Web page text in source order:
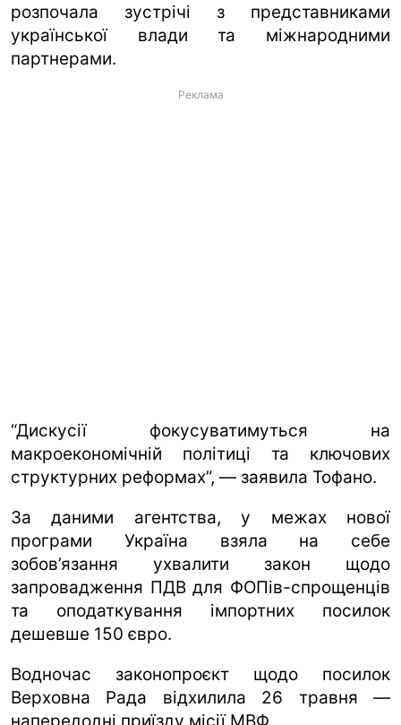
розпочала зустрічі з представниками
української влади та міжнародними
партнерами.
Реклама
“Дискусії фокусуватимуться на
макроекономічній політиці та ключових
структурних реформах”, — заявила Тофано.
За даними агентства, у межах нової
програми Україна взяла на себе
зобов’язання ухвалити закон щодо
запровадження ПДВ для ФОПів-спрощенців
та оподаткування імпортних посилок
дешевше 150 євро.
Водночас законопроєкт щодо посилок
Верховна Рада відхилила 26 травня —
напередодні приїзду місії МВФ.